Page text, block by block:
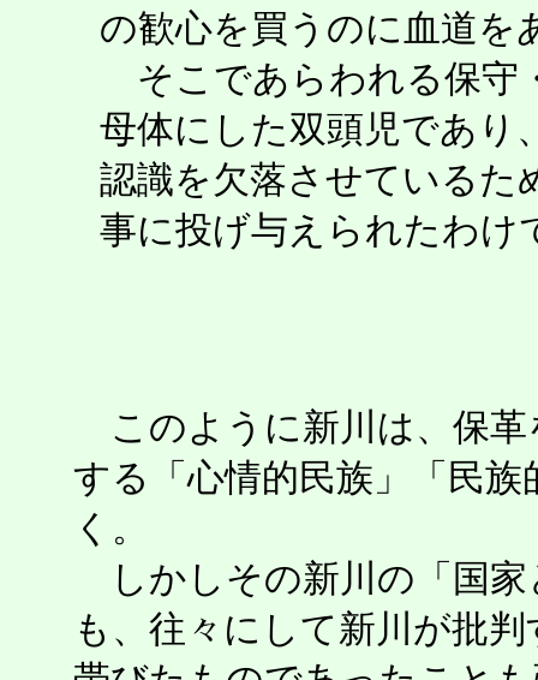
の歓心を買うのに血道を
そこであらわれる保守
母体にした双頭児であり
認識を欠落させているた
事に投げ与えられたわけ
このように新川は、保革
する「心情的民族」「民
く。
しかしその新川の「国家
も、往々にして新川が批